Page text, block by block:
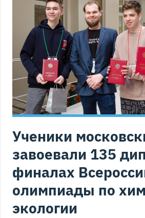
Ученики
завоевали 135
финалах
олимпиады по
экологии